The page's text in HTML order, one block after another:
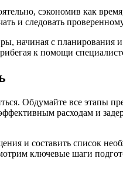
сэкономив как
и следовать
начиная с планирования
к помощи
Обдумайте все этапы
расходам и
и составить список
ключевые шаги